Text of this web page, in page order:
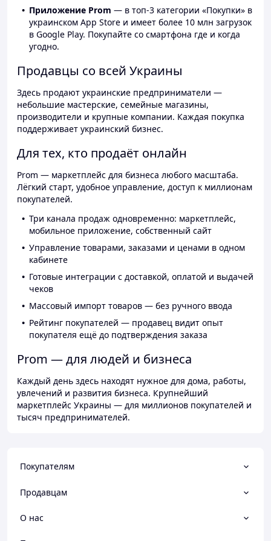
Приложение Prom — в топ-3 категории «Покупки» в
украинском App Store и имеет более 10 млн загрузок
в Google Play. Покупайте со смартфона где и когда
угодно.
Продавцы со всей Украины
Здесь продают украинские предприниматели —
небольшие мастерские, семейные магазины,
производители и крупные компании. Каждая покупка
поддерживает украинский бизнес.
Для тех, кто продаёт онлайн
Prom — маркетплейс для бизнеса любого масштаба.
Лёгкий старт, удобное управление, доступ к миллионам
покупателей.
Три канала продаж одновременно: маркетплейс,
мобильное приложение, собственный сайт
Управление товарами, заказами и ценами в одном
кабинете
Готовые интеграции с доставкой, оплатой и выдачей
чеков
Массовый импорт товаров — без ручного ввода
Рейтинг покупателей — продавец видит опыт
покупателя ещё до подтверждения заказа
Prom — для людей и бизнеса
Каждый день здесь находят нужное для дома, работы,
увлечений и развития бизнеса. Крупнейший
маркетплейс Украины — для миллионов покупателей и
тысяч предпринимателей.
Покупателям
Продавцам
О нас